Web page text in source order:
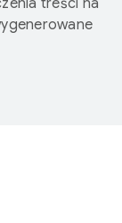
treści na